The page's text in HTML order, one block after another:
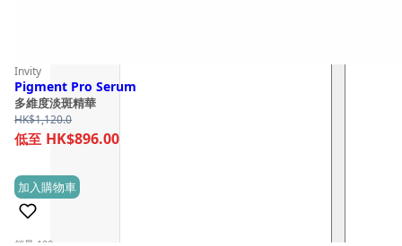
Invity
Pigment Pro Serum
多維度淡斑精華
HK$1,120.0
HK$896.00
(0)
加入購物車